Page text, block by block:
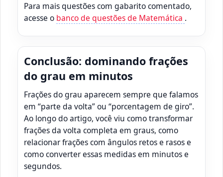
Para mais questões com gabarito comentado,
acesse o banco de questões de Matemática .
Conclusão: dominando frações
do grau em minutos
Frações do grau aparecem sempre que falamos
em “parte da volta” ou “porcentagem de giro”.
Ao longo do artigo, você viu como transformar
frações da volta completa em graus, como
relacionar frações com ângulos retos e rasos e
como converter essas medidas em minutos e
segundos.